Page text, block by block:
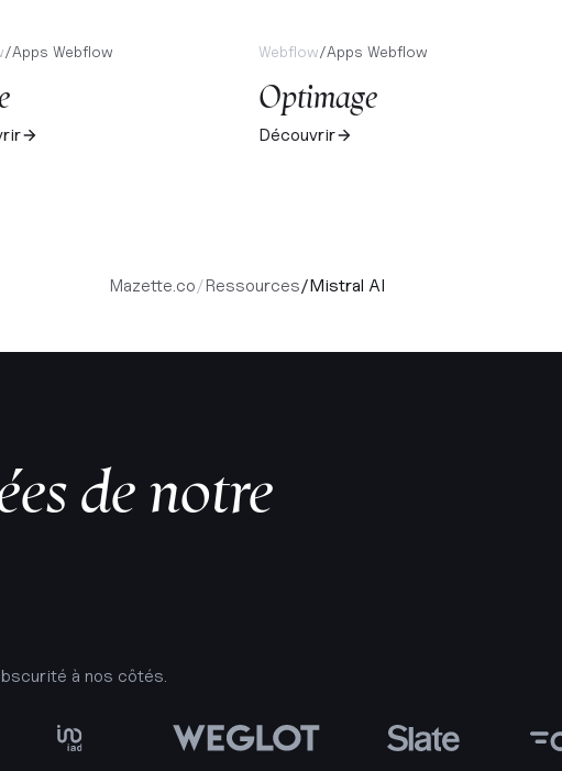
/Apps Webflow Webflow/Apps Webflow
Optimage
Découvrir
Mazette.co/Ressources/Mistral AI
de notre
à nos côtés.